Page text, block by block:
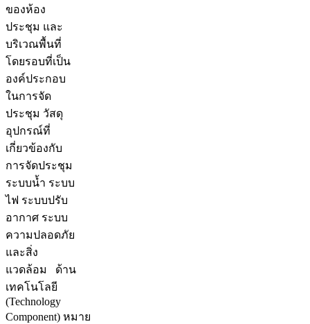
ของห้อง
ประชุม และ
บริเวณพื้นที่
โดยรอบที่เป็น
องค์ประกอบ
ในการจัด
ประชุม วัสดุ
อุปกรณ์ที่
เกี่ยวข้องกับ
การจัดประชุม
ระบบน้ำ ระบบ
ไฟ ระบบปรับ
อากาศ ระบบ
ความปลอดภัย
และสิ่ง
แวดล้อม ด้าน
เทคโนโลยี
(Technology
Component) หมาย